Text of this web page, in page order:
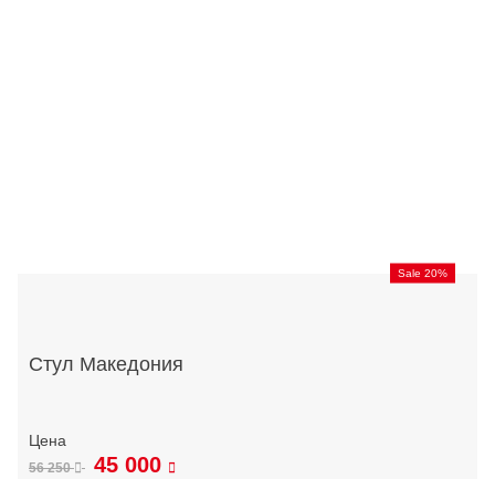
Sale 20%
Стул Македония
56 250 45 000